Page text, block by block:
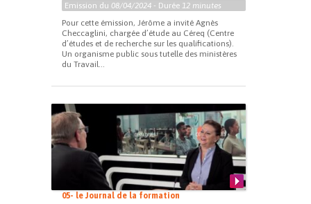
Emission du 08/04/2024 - Durée 12 minutes
Pour cette émission, Jérôme a invité Agnès
Checcaglini, chargée d’étude au Céreq (Centre
d’études et de recherche sur les qualifications).
Un organisme public sous tutelle des ministères
du Travail...
05- le Journal de la formation